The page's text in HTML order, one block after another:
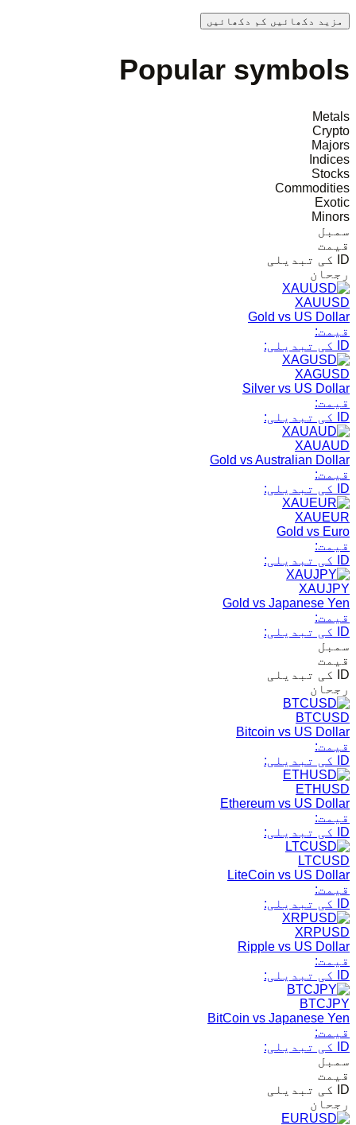
مزید دکھائیں کم دکھائیں
Popular symbols
Metals
Crypto
Majors
Indices
Stocks
Commodities
Exotic
Minors
سمبل
قیمت
ID کی تبدیلی
رجحان
XAUUSD
Gold vs US Dollar
قیمت:
ID کی تبدیلی:
XAGUSD
Silver vs US Dollar
قیمت:
ID کی تبدیلی:
XAUAUD
Gold vs Australian Dollar
قیمت:
ID کی تبدیلی:
XAUEUR
Gold vs Euro
قیمت:
ID کی تبدیلی:
XAUJPY
Gold vs Japanese Yen
قیمت:
ID کی تبدیلی:
سمبل
قیمت
ID کی تبدیلی
رجحان
BTCUSD
Bitcoin vs US Dollar
قیمت:
ID کی تبدیلی:
ETHUSD
Ethereum vs US Dollar
قیمت:
ID کی تبدیلی:
LTCUSD
LiteCoin vs US Dollar
قیمت:
ID کی تبدیلی:
XRPUSD
Ripple vs US Dollar
قیمت:
ID کی تبدیلی:
BTCJPY
BitCoin vs Japanese Yen
قیمت:
ID کی تبدیلی:
سمبل
قیمت
ID کی تبدیلی
رجحان